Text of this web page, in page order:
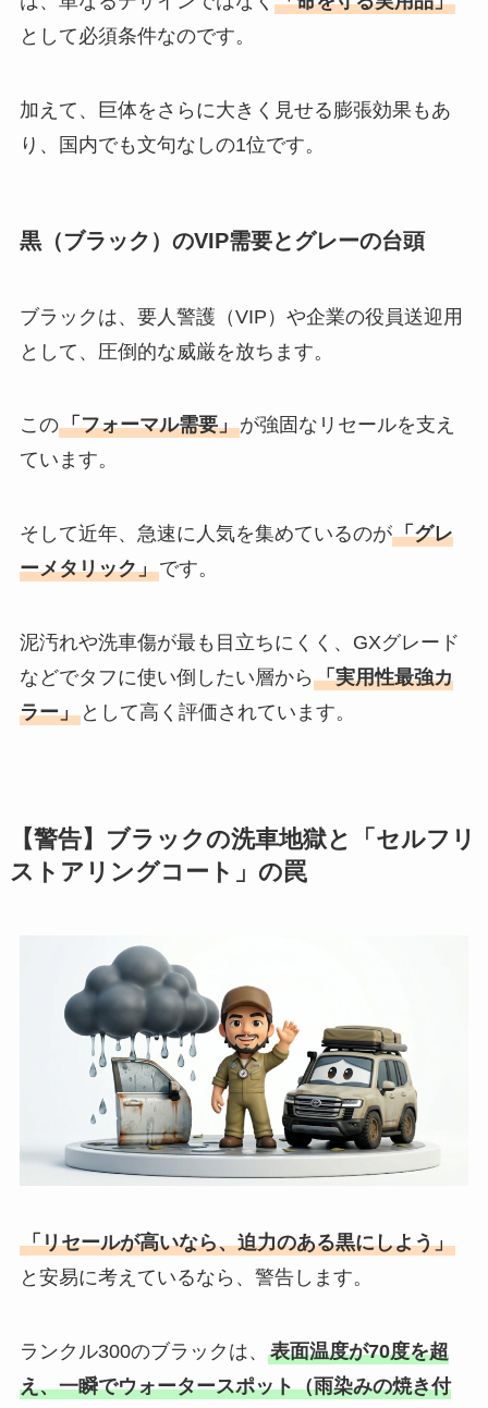
として必須条件なのです。
加えて、巨体をさらに大きく見せる膨張効果もあ
り、国内でも文句なしの1位です。
黒（ブラック）のVIP需要とグレーの台頭
ブラックは、要人警護（VIP）や企業の役員送迎用
として、圧倒的な威厳を放ちます。
この「フォーマル需要」が強固なリセールを支え
ています。
そして近年、急速に人気を集めているのが「グレ
ーメタリック」です。
泥汚れや洗車傷が最も目立ちにくく、GXグレード
などでタフに使い倒したい層から 「実用性最強カ
ラー」として高く評価されています。
【警告】ブラックの洗車地獄と「セルフリ
ストアリングコート」の罠
「リセールが高いなら、迫力のある黒にしよう」
と安易に考えているなら、警告します。
ランクル300のブラックは、 表面温度が70度を超
え、一瞬でウォータースポット（雨染みの焼き付